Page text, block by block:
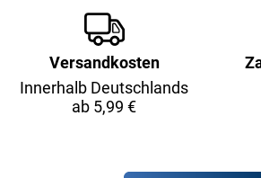
Versandkosten
Innerhalb Deutschlands
ab 5,99 €